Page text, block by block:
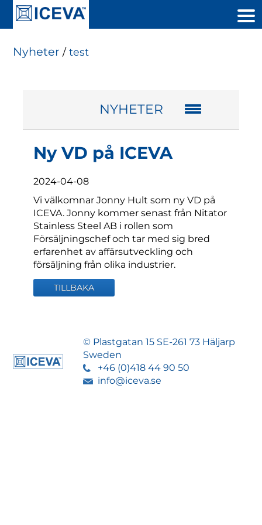
Nyheter/ test
NYHETER
Ny VD på ICEVA
2024-04-08
Vi välkomnar Jonny Hult som ny VD på
ICEVA. Jonny kommer senast från Nitator
Stainless Steel AB i rollen som
Försäljningschef och tar med sig bred
erfarenhet av affärsutveckling och
försäljning från olika industrier.
TILLBAKA
© Plastgatan 15 SE-261 73 Häljarp
Sweden
+46 (0)418 44 90 50
info@iceva.se